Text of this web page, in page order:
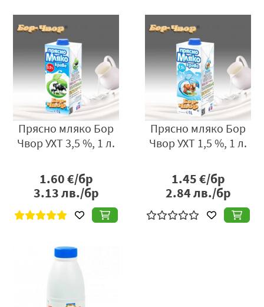
Прясно мляко Бор
Чвор УХТ 3,5 %, 1 л.
1.60€/бр
3.13лв./бр
Прясно мляко Бор
Чвор УХТ 1,5 %, 1 л.
1.45€/бр
2.84лв./бр